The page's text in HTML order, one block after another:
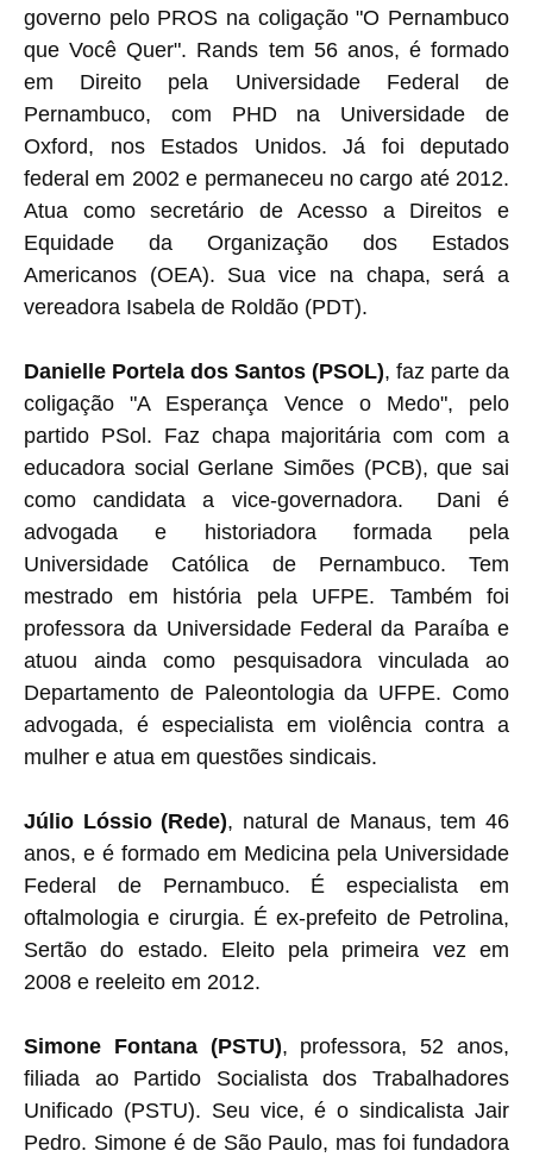
governo pelo PROS na coligação "O Pernambuco
que Você Quer". Rands tem 56 anos, é formado
em Direito pela Universidade Federal de
Pernambuco, com PHD na Universidade de
Oxford, nos Estados Unidos. Já foi deputado
federal em 2002 e permaneceu no cargo até 2012.
Atua como secretário de Acesso a Direitos e
Equidade da Organização dos Estados
Americanos (OEA). Sua vice na chapa, será a
vereadora Isabela de Roldão (PDT).
Danielle Portela dos Santos (PSOL), faz parte da
coligação "A Esperança Vence o Medo", pelo
partido PSol. Faz chapa majoritária com com a
educadora social Gerlane Simões (PCB), que sai
como candidata a vice-governadora. Dani é
advogada e historiadora formada pela
Universidade Católica de Pernambuco. Tem
mestrado em história pela UFPE. Também foi
professora da Universidade Federal da Paraíba e
atuou ainda como pesquisadora vinculada ao
Departamento de Paleontologia da UFPE. Como
advogada, é especialista em violência contra a
mulher e atua em questões sindicais.
Júlio Lóssio (Rede), natural de Manaus, tem 46
anos, e é formado em Medicina pela Universidade
Federal de Pernambuco. É especialista em
oftalmologia e cirurgia. É ex-prefeito de Petrolina,
Sertão do estado. Eleito pela primeira vez em
2008 e reeleito em 2012.
Simone Fontana (PSTU), professora, 52 anos,
filiada ao Partido Socialista dos Trabalhadores
Unificado (PSTU). Seu vice, é o sindicalista Jair
Pedro. Simone é de São Paulo, mas foi fundadora